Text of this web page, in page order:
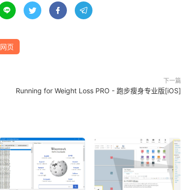
   
网页
下一篇
Running for Weight Loss PRO - 跑步瘦身专业版[iOS]